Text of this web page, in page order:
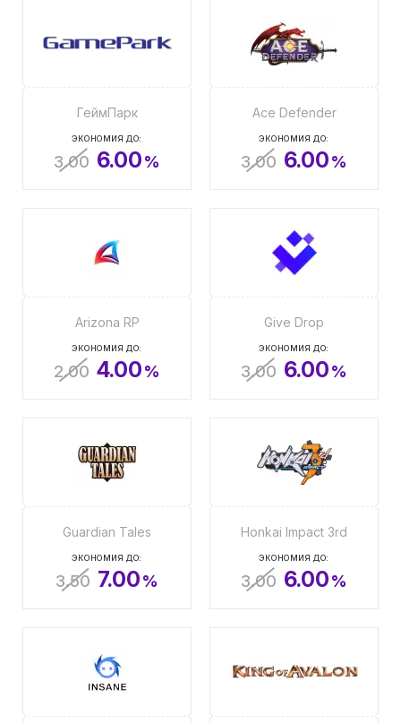
ГеймПарк
ЭКОНОМИЯ ДО:
3.00 6.00%
Ace Defender
ЭКОНОМИЯ ДО:
3.00 6.00%
Arizona RP
ЭКОНОМИЯ ДО:
2.00 4.00%
Give Drop
ЭКОНОМИЯ ДО:
3.00 6.00%
Guardian Tales
ЭКОНОМИЯ ДО:
3.50 7.00%
Honkai Impact 3rd
ЭКОНОМИЯ ДО:
3.00 6.00%